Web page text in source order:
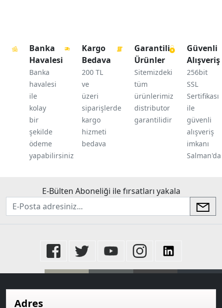
Banka
Havalesi
Banka
havalesi
ile
kolay
bir
şekilde
ödeme
yapabilirsiniz
Kargo
Bedava
200 TL
ve
üzeri
siparişlerde
kargo
hizmeti
bedava
Garantili
Ürünler
Sitemizdeki
tüm
ürünlerimiz
distributor
garantilidir
Güvenli
Alışveriş
256bit
SSL
Sertifikası
ile
güvenli
alışveriş
imkanı
Salman'da
E-Bülten Aboneliği ile fırsatları yakala
newsletter
Adres